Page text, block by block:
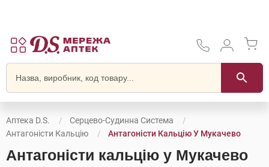
Аптека D.S.
Серцево-Судинна Система
Антагоністи Кальцію
Антагоністи Кальцію У Мукачево
Антагоністи кальцію у Мукачево